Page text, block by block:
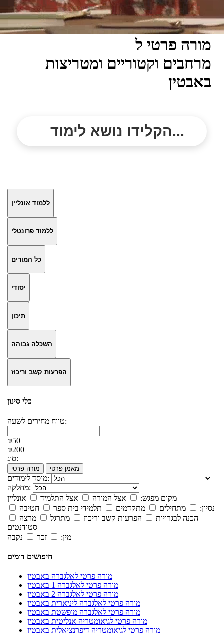
מורה פרטי ל
מרחבים וקטוריים ומטריצות
באבטין
הקלידו נושא לימוד...
ללמוד אונליין
ללמוד פרונטלי
כל המורים
יסודי
תיכון
השכלה גבוהה
הפרעות קשב וריכוז
כלי סינון
טווח מחירים לשעה:
₪50
₪200
סוג:
מורה פרטי מאמן פרטי
מוסד לימודים:
מחלקה:
מקום מפגש:
אצל המורה אצל התלמיד
אונליין
נסיון:
מתחילים מתקדמים תלמידי בית ספר
חטיבה
הכנה לבגרויות
הפרעות קשב וריכוז מתרגל
מרצה
סטודנטים
מין:
זכר נקבה
חיפושים דומים
מורה פרטי לאלגברה באבטין
מורה פרטי לאלגברה 1 באבטין
מורה פרטי לאלגברה 2 באבטין
מורה פרטי לאלגברה ליניארית באבטין
מורה פרטי לאלגברה מופשטת באבטין
מורה פרטי לגיאומטריה אנליטית באבטין
מורה פרטי לגיאומטריה דיפרנציאלית באבטין